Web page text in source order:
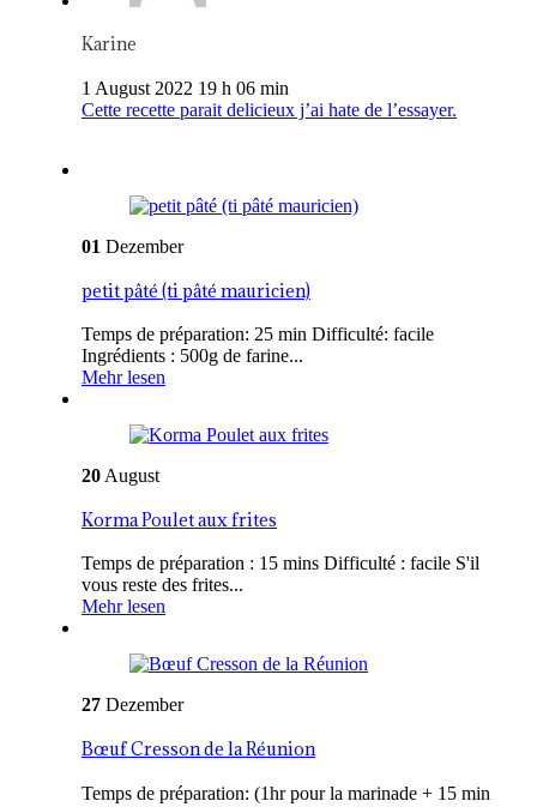
Karine
1 August 2022 19 h 06 min
Cette recette parait delicieux j’ai hate de l’essayer.
01 Dezember
petit pâté (ti pâté mauricien)
Temps de préparation: 25 min Difficulté: facile
Ingrédients : 500g de farine...
Mehr lesen
20 August
Korma Poulet aux frites
Temps de préparation : 15 mins Difficulté : facile S'il
vous reste des frites...
Mehr lesen
27 Dezember
Bœuf Cresson de la Réunion
Temps de préparation: (1hr pour la marinade + 15 min